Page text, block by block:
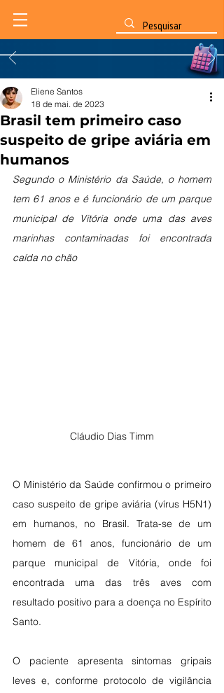
Brasil tem primeiro caso
suspeito de gripe aviária em
humanos
Eliene Santos
18 de mai. de 2023
Segundo o Ministério da Saúde, o homem
tem 61 anos e é funcionário de um parque
municipal de Vitória onde uma das aves
marinhas contaminadas foi encontrada
caída no chão
Cláudio Dias Timm
O Ministério da Saúde confirmou o primeiro
caso suspeito de gripe aviária (vírus H5N1)
em humanos, no Brasil. Trata-se de um
homem de 61 anos, funcionário de um
parque municipal de Vitória, onde foi
encontrada uma das três aves com
resultado positivo para a doença no Espírito
Santo.
O paciente apresenta sintomas gripais
leves e, conforme protocolo de vigilância